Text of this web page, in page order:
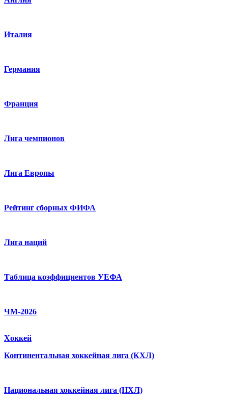
Италия
Германия
Франция
Лига чемпионов
Лига Европы
Рейтинг сборных ФИФА
Лига наций
Таблица коэффициентов УЕФА
ЧМ-2026
Хоккей
Континентальная хоккейная лига (КХЛ)
Национальная хоккейная лига (НХЛ)